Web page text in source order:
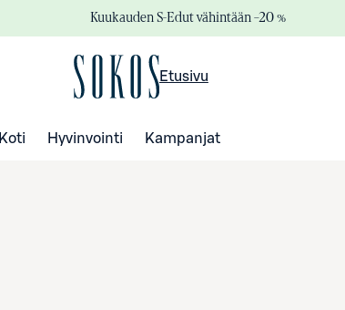
Kuukauden S-Edut vähintään –20 %
Etusivu
Koti Hyvinvointi Kampanjat